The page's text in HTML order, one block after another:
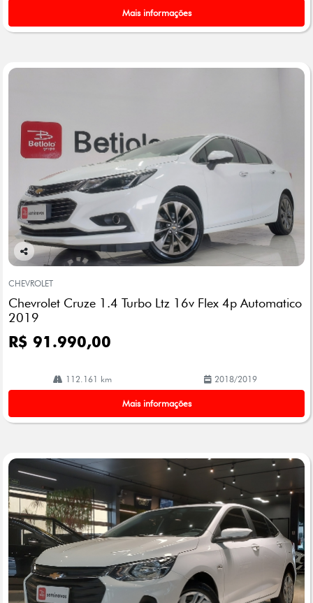
Mais informações
Co
arti
lhe
CHEVROLET
Chevrolet Cruze 1.4 Turbo Ltz 16v Flex 4p Automatico
2019
R$ 91.990,00
112.161 km 2018/2019
Mais informações